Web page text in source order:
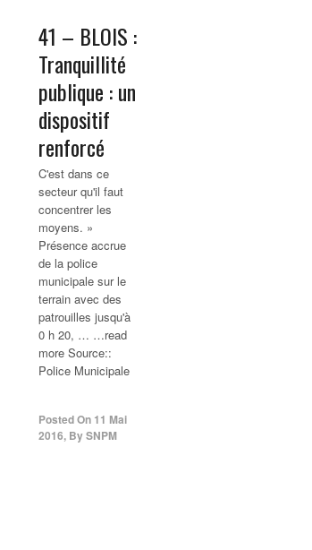
41 – BLOIS :
Tranquillité
publique : un
dispositif
renforcé
C'est dans ce
secteur qu'il faut
concentrer les
moyens. »
Présence accrue
de la police
municipale sur le
terrain avec des
patrouilles jusqu'à
0 h 20, … …read
more Source::
Police Municipale
Posted On 11 Mai
2016, BySNPM